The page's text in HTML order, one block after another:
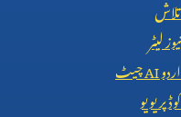
تلاش
نیوز لیٹر
اردوAIچیٹ
کوڈ پریویو